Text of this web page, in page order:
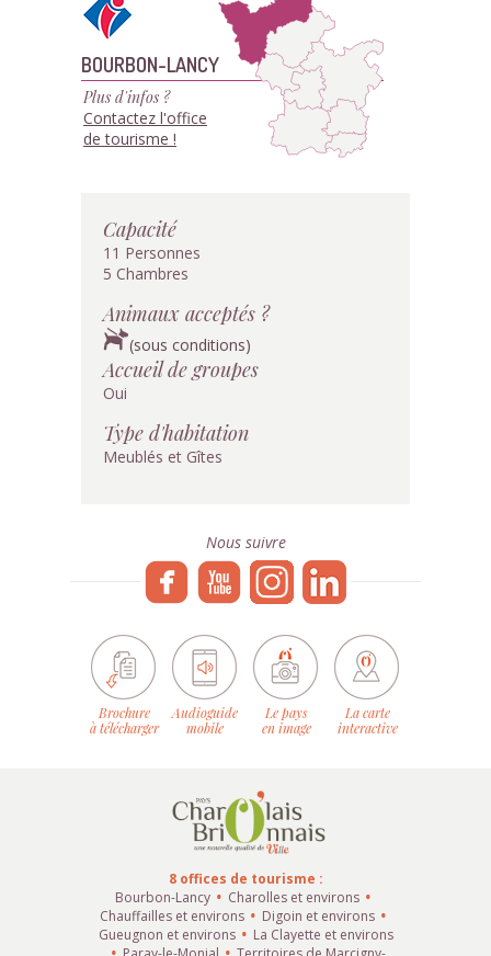
BOURBON-LANCY
Plus d'infos ?
Contactez l'office
de tourisme !
Capacité
11 Personnes
5 Chambres
Animaux acceptés ?
(sous conditions)
Accueil de groupes
Oui
Type d'habitation
Meublés et Gîtes
Nous suivre
Brochure
à télécharger
Audioguide
mobile
Le pays
en image
La carte
interactive
8 offices de tourisme :
Bourbon-Lancy
Charolles et environs
Chauffailles et environs
Digoin et environs
Gueugnon et environs
La Clayette et environs